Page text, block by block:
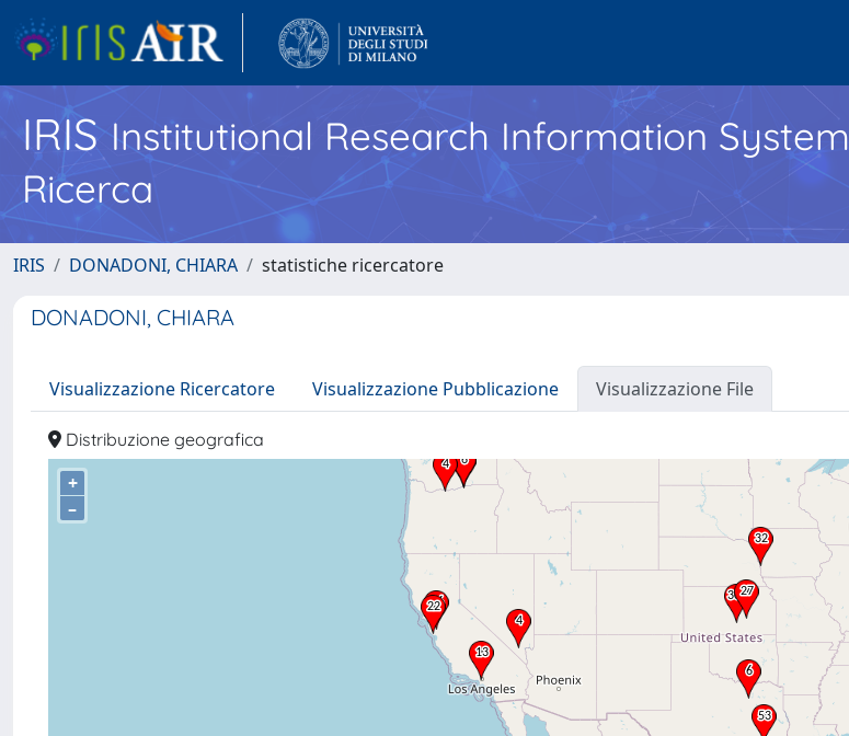
IRISInstitutional Research Information System
Ricerca
IRIS DONADONI, CHIARA statistiche ricercatore
DONADONI, CHIARA
Visualizzazione Ricercatore Visualizzazione Pubblicazione Visualizzazione File
Distribuzione geografica
+
–